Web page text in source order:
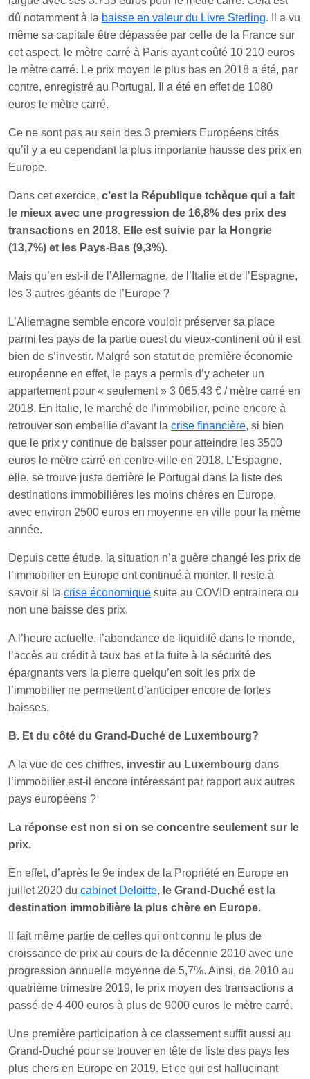
dû notamment à la baisse en valeur du Livre Sterling. Il a vu
même sa capitale être dépassée par celle de la France sur
cet aspect, le mètre carré à Paris ayant coûté 10 210 euros
le mètre carré. Le prix moyen le plus bas en 2018 a été, par
contre, enregistré au Portugal. Il a été en effet de 1080
euros le mètre carré.
Ce ne sont pas au sein des 3 premiers Européens cités
qu’il y a eu cependant la plus importante hausse des prix en
Europe.
Dans cet exercice, c’est la République tchèque qui a fait
le mieux avec une progression de 16,8% des prix des
transactions en 2018. Elle est suivie par la Hongrie
(13,7%) et les Pays-Bas (9,3%).
Mais qu’en est-il de l’Allemagne, de l’Italie et de l’Espagne,
les 3 autres géants de l’Europe ?
L’Allemagne semble encore vouloir préserver sa place
parmi les pays de la partie ouest du vieux-continent où il est
bien de s’investir. Malgré son statut de première économie
européenne en effet, le pays a permis d’y acheter un
appartement pour « seulement » 3 065,43 € / mètre carré en
2018. En Italie, le marché de l’immobilier, peine encore à
retrouver son embellie d’avant la crise financière, si bien
que le prix y continue de baisser pour atteindre les 3500
euros le mètre carré en centre-ville en 2018. L’Espagne,
elle, se trouve juste derrière le Portugal dans la liste des
destinations immobilières les moins chères en Europe,
avec environ 2500 euros en moyenne en ville pour la même
année.
Depuis cette étude, la situation n’a guère changé les prix de
l’immobilier en Europe ont continué à monter. Il reste à
savoir si la crise économique suite au COVID entrainera ou
non une baisse des prix.
A l’heure actuelle, l’abondance de liquidité dans le monde,
l’accès au crédit à taux bas et la fuite à la sécurité des
épargnants vers la pierre quelqu’en soit les prix de
l’immobilier ne permettent d’anticiper encore de fortes
baisses.
B. Et du côté du Grand-Duché de Luxembourg?
A la vue de ces chiffres, investir au Luxembourg dans
l’immobilier est-il encore intéressant par rapport aux autres
pays européens ?
La réponse est non si on se concentre seulement sur le
prix.
En effet, d’après le 9e index de la Propriété en Europe en
juillet 2020 du cabinet Deloitte, le Grand-Duché est la
destination immobilière la plus chère en Europe.
Il fait même partie de celles qui ont connu le plus de
croissance de prix au cours de la décennie 2010 avec une
progression annuelle moyenne de 5,7%. Ainsi, de 2010 au
quatrième trimestre 2019, le prix moyen des transactions a
passé de 4 400 euros à plus de 9000 euros le mètre carré.
Une première participation à ce classement suffit aussi au
Grand-Duché pour se trouver en tête de liste des pays les
plus chers en Europe en 2019. Et ce qui est hallucinant